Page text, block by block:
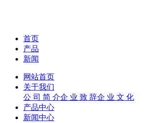
首页
产品
新闻
网站首页
关于我们
公 司 简 介企 业 致 辞企 业 文 化
产品中心
新闻中心